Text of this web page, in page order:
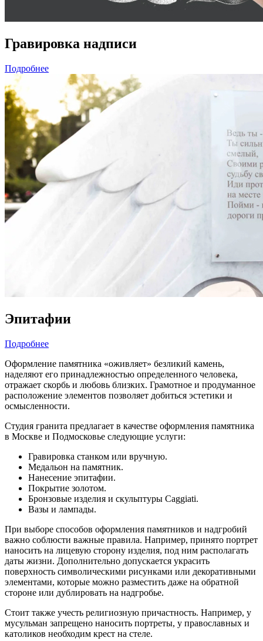
Гравировка надписи
Подробнее
Эпитафии
Подробнее
Оформление памятника «оживляет» безликий камень,
наделяют его принадлежностью определенного человека,
отражает скорбь и любовь близких. Грамотное и продуманное
расположение элементов позволяет добиться эстетики и
осмысленности.
Студия гранита предлагает в качестве оформления памятника
в Москве и Подмосковье следующие услуги:
Гравировка станком или вручную.
Медальон на памятник.
Нанесение эпитафии.
Покрытие золотом.
Бронзовые изделия и скульптуры Caggiati.
Вазы и лампады.
При выборе способов оформления памятников и надгробий
важно соблюсти важные правила. Например, принято портрет
наносить на лицевую сторону изделия, под ним располагать
даты жизни. Дополнительно допускается украсить
поверхность символическими рисунками или декоративными
элементами, которые можно разместить даже на обратной
стороне или дублировать на надгробье.
Стоит также учесть религиозную причастность. Например, у
мусульман запрещено наносить портреты, у православных и
католиков необходим крест на стеле.